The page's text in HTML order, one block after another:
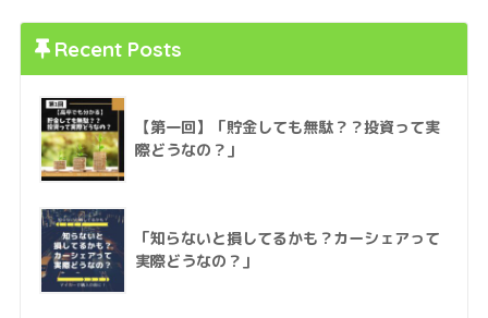
Recent Posts
【第一回】「貯金しても無駄？？投資って実
際どうなの？」
「知らないと損してるかも？カーシェアって
実際どうなの？」